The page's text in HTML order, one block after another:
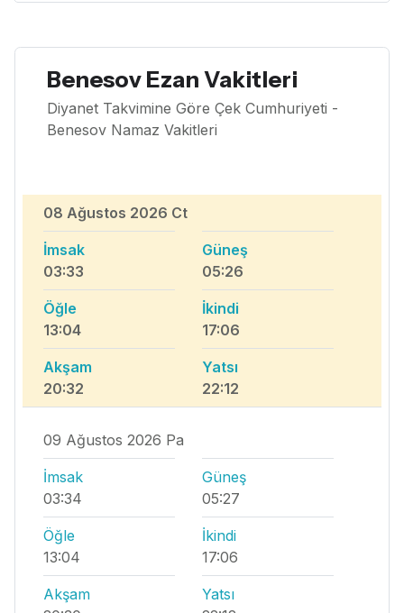
Benesov Ezan Vakitleri
Diyanet Takvimine Göre Çek Cumhuriyeti -
Benesov Namaz Vakitleri
08 Ağustos 2026 Ct
İmsak
03:33
Güneş
05:26
Öğle
13:04
İkindi
17:06
Akşam
20:32
Yatsı
22:12
09 Ağustos 2026 Pa
İmsak
03:34
Güneş
05:27
Öğle
13:04
İkindi
17:06
Akşam
Yatsı